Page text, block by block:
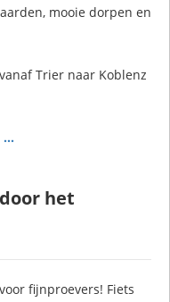
mooie dorpen en
Trier naar Koblenz
het
fijnproevers! Fiets